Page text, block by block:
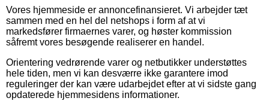
Vores hjemmeside er annoncefinansieret. Vi arbejder tæt
sammen med en hel del netshops i form af at vi
markedsfører firmaernes varer, og høster kommission
såfremt vores besøgende realiserer en handel.
Orientering vedrørende varer og netbutikker understøttes
hele tiden, men vi kan desværre ikke garantere imod
reguleringer der kan være udarbejdet efter at vi sidste gang
opdaterede hjemmesidens informationer.